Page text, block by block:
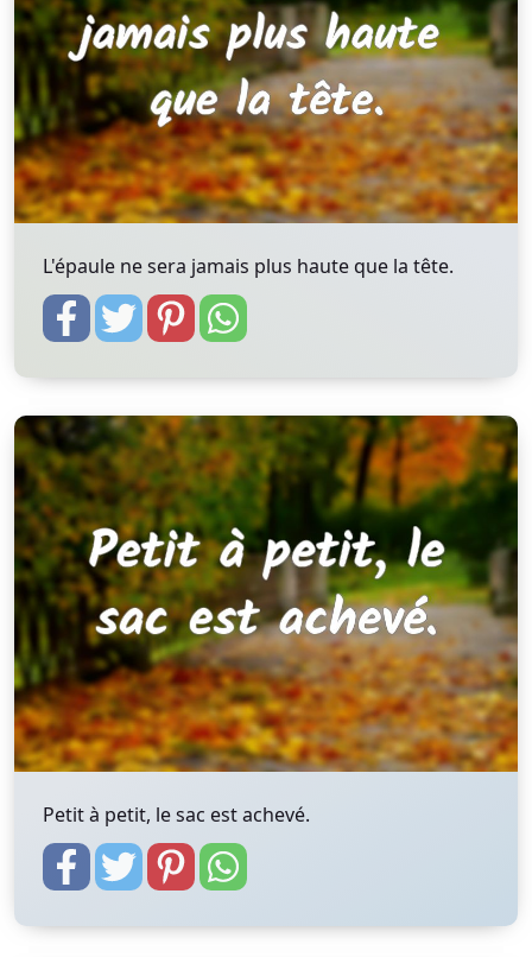
L'épaule ne sera jamais plus haute que la tête.
Petit à petit, le sac est achevé.